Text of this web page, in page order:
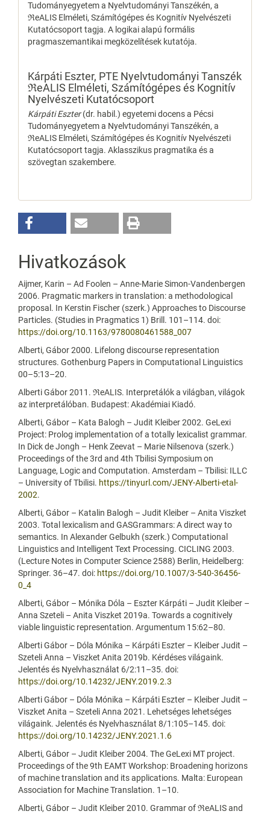
Tudományegyetem a Nyelvtudományi Tanszékén, a
ℜeALIS Elméleti, Számítógépes és Kognitív Nyelvészeti
Kutatócsoport tagja. A logikai alapú formális
pragmaszemantikai megközelítések kutatója.
Kárpáti Eszter, PTE Nyelvtudományi Tanszék
ℜeALIS Elméleti, Számítógépes és Kognitív
Nyelvészeti Kutatócsoport
Kárpáti Eszter(dr. habil.) egyetemi docens a Pécsi
Tudományegyetem a Nyelvtudományi Tanszékén, a
ℜeALIS Elméleti, Számítógépes és Kognitív Nyelvészeti
Kutatócsoport tagja. Aklasszikus pragmatika és a
szövegtan szakembere.
Hivatkozások
Aijmer, Karin – Ad Foolen – Anne-Marie Simon-Vandenbergen
2006. Pragmatic markers in translation: a methodological
proposal. In Kerstin Fischer (szerk.) Approaches to Discourse
Particles. (Studies in Pragmatics 1) Brill. 101–114. doi:
https://doi.org/10.1163/9780080461588_007
Alberti, Gábor 2000. Lifelong discourse representation
structures. Gothenburg Papers in Computational Linguistics
00–5:13–20.
Alberti Gábor 2011. ℜeALIS. Interpretálók a világban, világok
az interpretálóban. Budapest: Akadémiai Kiadó.
Alberti, Gábor – Kata Balogh – Judit Kleiber 2002. GeLexi
Project: Prolog implementation of a totally lexicalist grammar.
In Dick de Jongh – Henk Zeevat – Marie Nilsenova (szerk.)
Proceedings of the 3rd and 4th Tbilisi Symposium on
Language, Logic and Computation. Amsterdam – Tbilisi: ILLC
– University of Tbilisi. https://tinyurl.com/JENY-Alberti-etal-
2002.
Alberti, Gábor – Katalin Balogh – Judit Kleiber – Anita Viszket
2003. Total lexicalism and GASGrammars: A direct way to
semantics. In Alexander Gelbukh (szerk.) Computational
Linguistics and Intelligent Text Processing. CICLING 2003.
(Lecture Notes in Computer Science 2588) Berlin, Heidelberg:
Springer. 36–47. doi: https://doi.org/10.1007/3-540-36456-
0_4
Alberti, Gábor – Mónika Dóla – Eszter Kárpáti – Judit Kleiber –
Anna Szeteli – Anita Viszket 2019a. Towards a cognitively
viable linguistic representation. Argumentum 15:62–80.
Alberti Gábor – Dóla Mónika – Kárpáti Eszter – Kleiber Judit –
Szeteli Anna – Viszket Anita 2019b. Kérdéses világaink.
Jelentés és Nyelvhasználat 6/2:11–35. doi:
https://doi.org/10.14232/JENY.2019.2.3
Alberti Gábor – Dóla Mónika – Kárpáti Eszter – Kleiber Judit –
Viszket Anita – Szeteli Anna 2021. Lehetséges lehetséges
világaink. Jelentés és Nyelvhasználat 8/1:105–145. doi:
https://doi.org/10.14232/JENY.2021.1.6
Alberti, Gábor – Judit Kleiber 2004. The GeLexi MT project.
Proceedings of the 9th EAMT Workshop: Broadening horizons
of machine translation and its applications. Malta: European
Association for Machine Translation. 1–10.
Alberti, Gábor – Judit Kleiber 2010. Grammar of ℜeALIS and